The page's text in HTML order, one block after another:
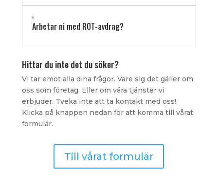
"
Arbetar ni med ROT-avdrag?
Hittar du inte det du söker?
Vi tar emot alla dina frågor. Vare sig det gäller om
oss som företag. Eller om våra tjänster vi
erbjuder. Tveka inte att ta kontakt med oss!
Klicka på knappen nedan för att komma till vårat
formulär.
Till vårat formulär